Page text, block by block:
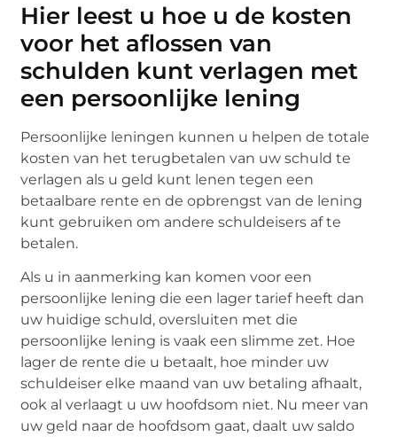
Hier leest u hoe u de kosten
voor het aflossen van
schulden kunt verlagen met
een persoonlijke lening
Persoonlijke leningen kunnen u helpen de totale
kosten van het terugbetalen van uw schuld te
verlagen als u geld kunt lenen tegen een
betaalbare rente en de opbrengst van de lening
kunt gebruiken om andere schuldeisers af te
betalen.
Als u in aanmerking kan komen voor een
persoonlijke lening die een lager tarief heeft dan
uw huidige schuld, oversluiten met die
persoonlijke lening is vaak een slimme zet. Hoe
lager de rente die u betaalt, hoe minder uw
schuldeiser elke maand van uw betaling afhaalt,
ook al verlaagt u uw hoofdsom niet. Nu meer van
uw geld naar de hoofdsom gaat, daalt uw saldo